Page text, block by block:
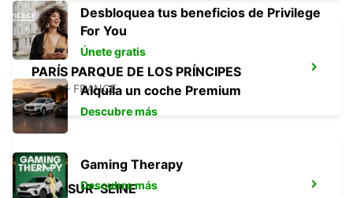
PARÍS PARQUE DE LOS PRÍNCIPES
PARIS - FRANCE
IVRY-SUR-SEINE
Desbloquea tus beneficios de Privilege
For You
Únete gratis
Alquila un coche Premium
Descubre más
Gaming Therapy
Descubre más